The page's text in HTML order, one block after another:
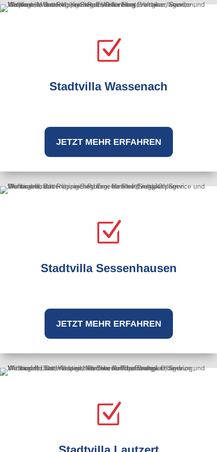
Z
Stadtvilla Wassenach
JETZT MEHR ERFAHREN
Z
Stadtvilla Sessenhausen
JETZT MEHR ERFAHREN
Z